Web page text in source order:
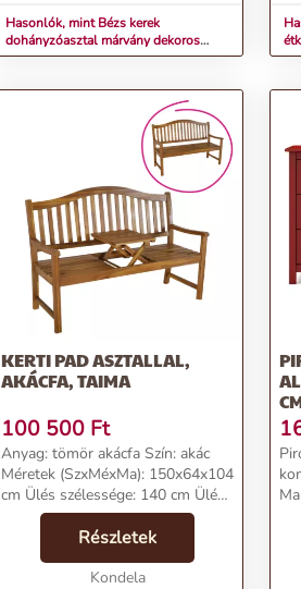
Hasonlók, mint Bézs kerek
dohányzóasztal márvány dekoros
asztallappal ø 52 cm Luscious –
KERTI PAD ASZTALLAL,
AKÁCFA, TAIMA
100 500 Ft
Anyag: tömör akácfa Szín: akác
Méretek (SzxMéxMa): 150x64x104
cm Ülés szélessége: 140 cm Ülés
magassága: 45 cm Ülés mélysége:
48,5 cm Háttámla magassága: 59
cm Háttámla szélessége: 140 cm
Magasság a t...
Részletek
Kondela